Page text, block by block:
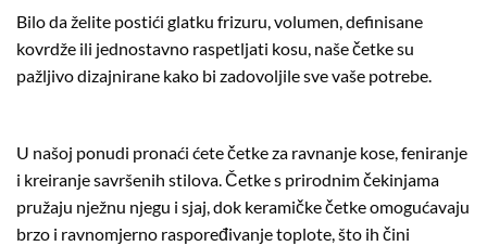
Bilo da želite postići glatku frizuru, volumen, definisane
kovrdže ili jednostavno raspetljati kosu, naše četke su
pažljivo dizajnirane kako bi zadovoljile sve vaše potrebe.
U našoj ponudi pronaći ćete četke za ravnanje kose, feniranje
i kreiranje savršenih stilova. Četke s prirodnim čekinjama
pružaju nježnu njegu i sjaj, dok keramičke četke omogućavaju
brzo i ravnomjerno raspoređivanje toplote, što ih čini